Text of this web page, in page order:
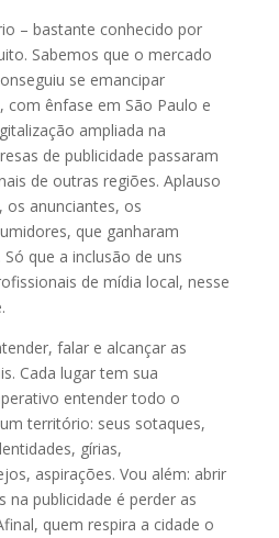
– bastante conhecido por
Sabemos que o mercado
se emancipar
ênfase em São Paulo e
ampliada na
de publicidade passaram
de outras regiões. Aplauso
os anunciantes, os
que ganharam
que a inclusão de uns
de mídia local, nesse
falar e alcançar as
Cada lugar tem sua
entender todo o
território: seus sotaques,
gírias,
aspirações. Vou além: abrir
na publicidade é perder as
quem respira a cidade o